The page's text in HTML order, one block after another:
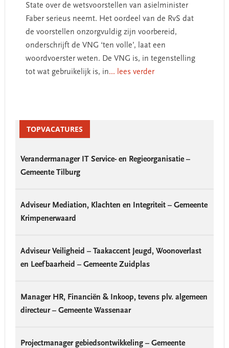
State over de wetsvoorstellen van asielminister
Faber serieus neemt. Het oordeel van de RvS dat
de voorstellen onzorgvuldig zijn voorbereid,
onderschrijft de VNG ‘ten volle’, laat een
woordvoerster weten. De VNG is, in tegenstelling
tot wat gebruikelijk is, in... lees verder
SidebarTOPVACATURES
Verandermanager IT Service- en Regieorganisatie –
Gemeente Tilburg
Adviseur Mediation, Klachten en Integriteit – Gemeente
Krimpenerwaard
Adviseur Veiligheid – Taakaccent Jeugd, Woonoverlast
en Leefbaarheid – Gemeente Zuidplas
Manager HR, Financiën & Inkoop, tevens plv. algemeen
directeur – Gemeente Wassenaar
Projectmanager gebiedsontwikkeling – Gemeente